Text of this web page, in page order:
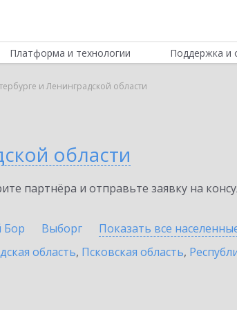
Платформа и технологии Поддержка и
и Ленинградской области
области
партнёра и отправьте заявку на
Бор Выборг Показать все
область, Псковская область,